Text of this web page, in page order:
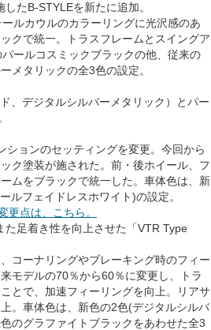
たB-STYLEを新たに追加。
ルカウルのカラーリングに光沢感のあ
クで統一。トラスフレームとスイングア
ールコスミックブラックの他、従来の
メタリックの全3色の設定。
、デジタルシルバーメタリック）とパー
ョンのセッティングを変更。今回から
ク塗装が施された。前・後ホイール、フ
ムをブラックで統一した。車体色は、新
ルフェイドレスホワイト)の設定。
点は、こちら。
足着き性を向上させた「VTR Type
コーナリングやブレーキング時のフィー
モデルの70％から60％に変更し、トラ
とで、加速フィーリングを向上。リアサ
。車体色は、新色の2色(デジタルシルバ
のグラファイトブラックをあわせた全3